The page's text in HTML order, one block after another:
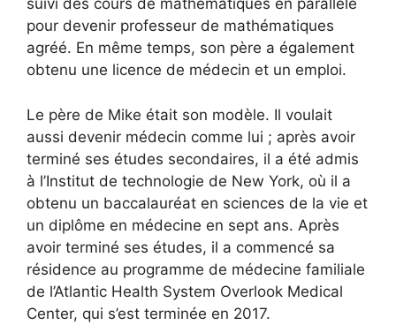
suivi des cours de mathématiques en parallèle
pour devenir professeur de mathématiques
agréé. En même temps, son père a également
obtenu une licence de médecin et un emploi.
Le père de Mike était son modèle. Il voulait
aussi devenir médecin comme lui ; après avoir
terminé ses études secondaires, il a été admis
à l’Institut de technologie de New York, où il a
obtenu un baccalauréat en sciences de la vie et
un diplôme en médecine en sept ans. Après
avoir terminé ses études, il a commencé sa
résidence au programme de médecine familiale
de l’Atlantic Health System Overlook Medical
Center, qui s’est terminée en 2017.